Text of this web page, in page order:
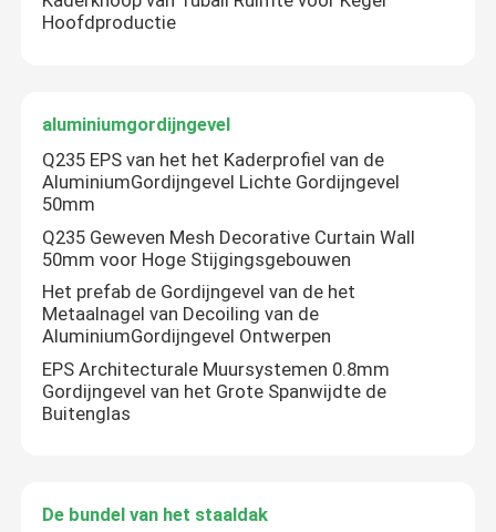
Hoofdproductie
aluminiumgordijngevel
Q235 EPS van het het Kaderprofiel van de
AluminiumGordijngevel Lichte Gordijngevel
50mm
Q235 Geweven Mesh Decorative Curtain Wall
50mm voor Hoge Stijgingsgebouwen
Het prefab de Gordijngevel van de het
Metaalnagel van Decoiling van de
AluminiumGordijngevel Ontwerpen
EPS Architecturale Muursystemen 0.8mm
Gordijngevel van het Grote Spanwijdte de
Buitenglas
De bundel van het staaldak